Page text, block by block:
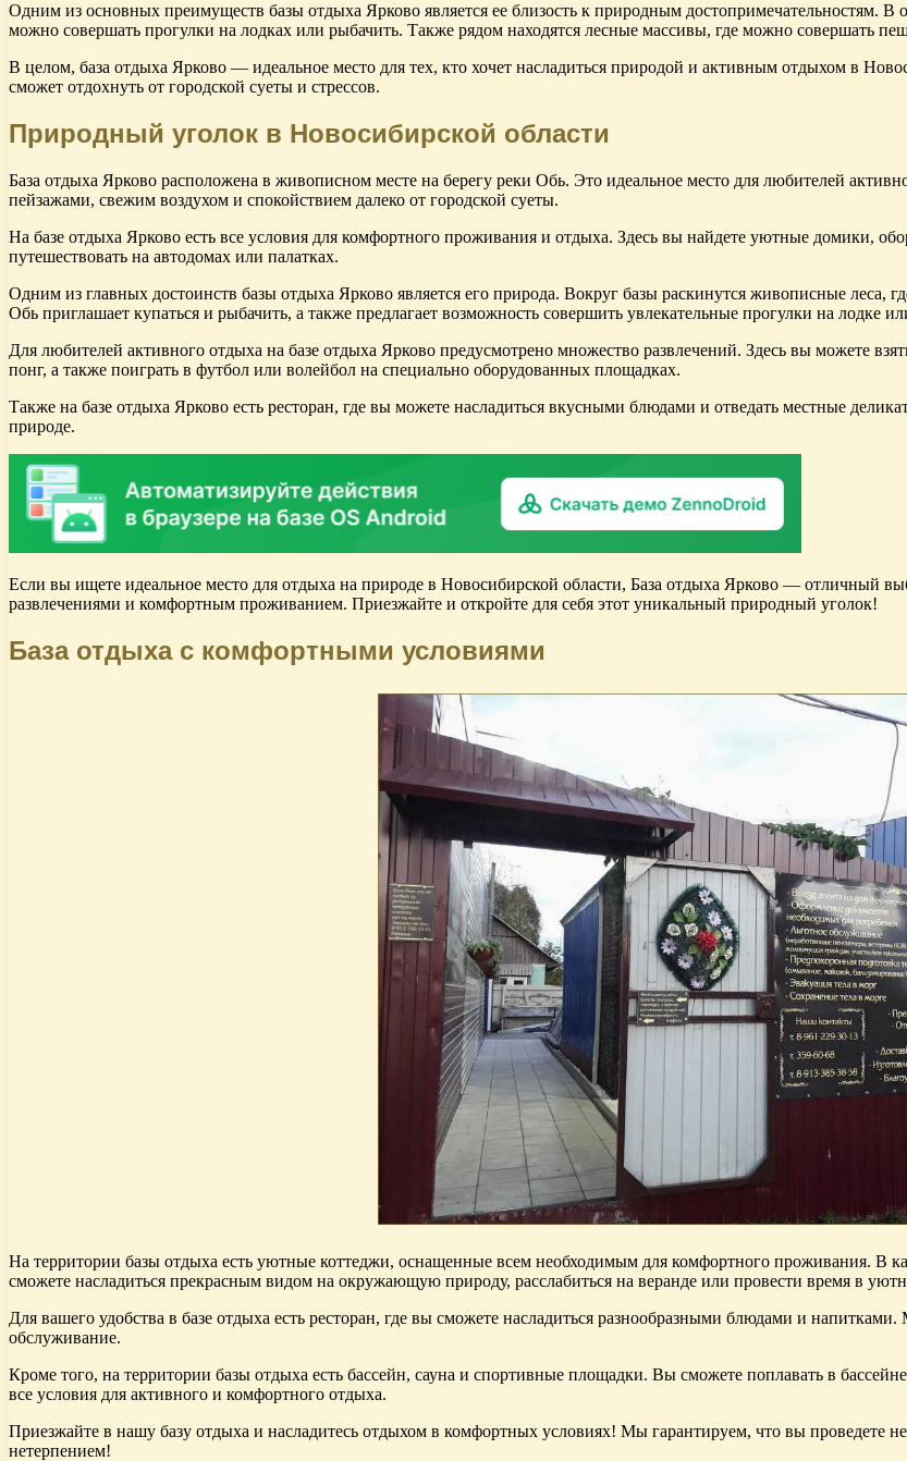
Одним из основных преимуществ базы отдыха Ярково является ее близость к природным достопримечательностям.
можно совершать прогулки на лодках или рыбачить. Также рядом находятся лесные массивы, где можно совершать
В целом, база отдыха Ярково — идеальное место для тех, кто хочет насладиться природой и активным отдыхом в
сможет отдохнуть от городской суеты и стрессов.
Природный уголок в Новосибирской области
База отдыха Ярково расположена в живописном месте на берегу реки Обь. Это идеальное место для любителей
пейзажами, свежим воздухом и спокойствием далеко от городской суеты.
На базе отдыха Ярково есть все условия для комфортного проживания и отдыха. Здесь вы найдете уютные домики,
путешествовать на автодомах или палатках.
Одним из главных достоинств базы отдыха Ярково является его природа. Вокруг базы раскинутся живописные леса,
Обь приглашает купаться и рыбачить, а также предлагает возможность совершить увлекательные прогулки на лодке
Для любителей активного отдыха на базе отдыха Ярково предусмотрено множество развлечений. Здесь вы можете
понг, а также поиграть в футбол или волейбол на специально оборудованных площадках.
Также на базе отдыха Ярково есть ресторан, где вы можете насладиться вкусными блюдами и отведать местные
природе.
Если вы ищете идеальное место для отдыха на природе в Новосибирской области, База отдыха Ярково — отличный
развлечениями и комфортным проживанием. Приезжайте и откройте для себя этот уникальный природный уголок!
База отдыха с комфортными условиями
На территории базы отдыха есть уютные коттеджи, оснащенные всем необходимым для комфортного проживания. В
сможете насладиться прекрасным видом на окружающую природу, расслабиться на веранде или провести время в
Для вашего удобства в базе отдыха есть ресторан, где вы сможете насладиться разнообразными блюдами и
обслуживание.
Кроме того, на территории базы отдыха есть бассейн, сауна и спортивные площадки. Вы сможете поплавать в
все условия для активного и комфортного отдыха.
Приезжайте в нашу базу отдыха и насладитесь отдыхом в комфортных условиях! Мы гарантируем, что вы проведете
нетерпением!